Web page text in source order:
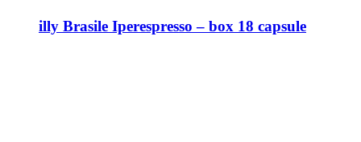
illy Brasile Iperespresso – box 18 capsule